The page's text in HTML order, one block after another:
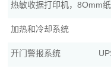
热敏收据打印机，8Omm
加热和冷却系统
开门警报系统